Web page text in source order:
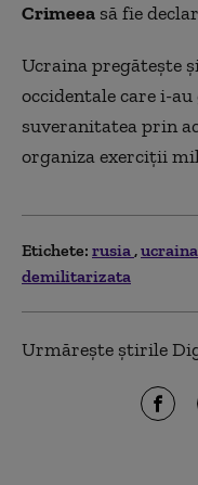
Crimeea să fie
Ucraina pregătește
occidentale care i-
suveranitatea prin
organiza exerciții
Etichete: rusia ucraina
demilitarizata
Urmărește știrile